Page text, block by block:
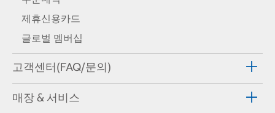
제휴신용카드
글로벌 멤버십
고객센터(FAQ/문의)
매장 & 서비스